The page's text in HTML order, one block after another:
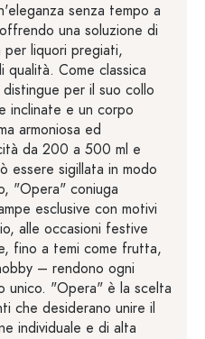
senza tempo a
una soluzione di
liquori pregiati,
Come classica
per il suo collo
inclinate e un corpo
armoniosa ed
da 200 a 500 ml e
essere sigillata in modo
"Opera" coniuga
esclusive con motivi
alle occasioni festive
fino a temi come frutta,
– rendono ogni
unico. "Opera" è la scelta
che desiderano unire il
individuale e di alta